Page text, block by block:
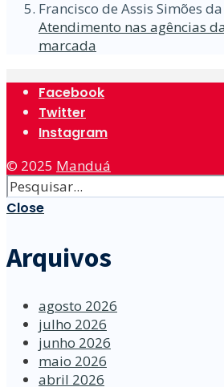
Francisco de Assis Simões
Atendimento nas agências
marcada
Facebook
Twitter
Instagram
© 2025 Manduá
Close
Arquivos
agosto 2026
julho 2026
junho 2026
maio 2026
abril 2026